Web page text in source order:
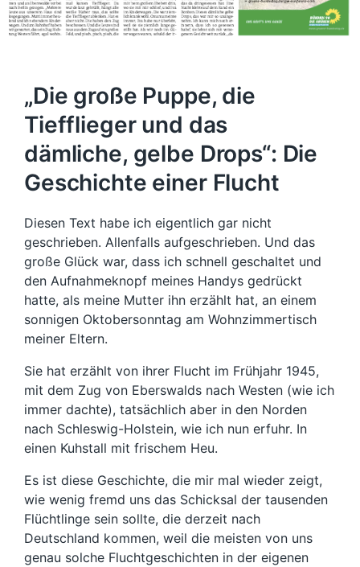
„Die große Puppe, die
Tiefflieger und das
dämliche, gelbe Drops“: Die
Geschichte einer Flucht
Diesen Text habe ich eigentlich gar nicht
geschrieben. Allenfalls aufgeschrieben. Und das
große Glück war, dass ich schnell geschaltet und
den Aufnahmeknopf meines Handys gedrückt
hatte, als meine Mutter ihn erzählt hat, an einem
sonnigen Oktobersonntag am Wohnzimmertisch
meiner Eltern.
Sie hat erzählt von ihrer Flucht im Frühjahr 1945,
mit dem Zug von Eberswalds nach Westen (wie ich
immer dachte), tatsächlich aber in den Norden
nach Schleswig-Holstein, wie ich nun erfuhr. In
einen Kuhstall mit frischem Heu.
Es ist diese Geschichte, die mir mal wieder zeigt,
wie wenig fremd uns das Schicksal der tausenden
Flüchtlinge sein sollte, die derzeit nach
Deutschland kommen, weil die meisten von uns
genau solche Fluchtgeschichten in der eigenen